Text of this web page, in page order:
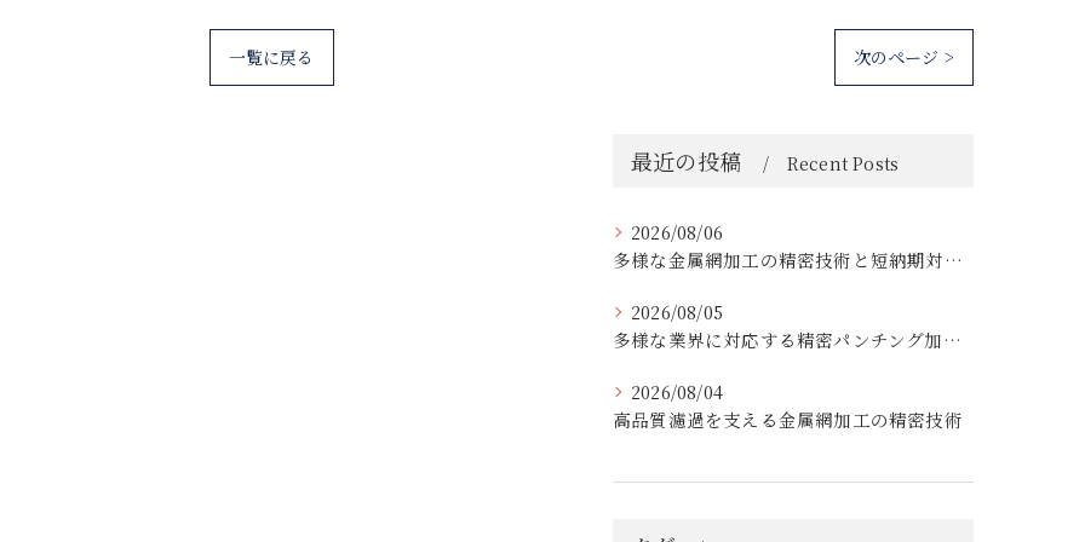
一覧に戻る 次のページ >
最近の投稿 Recent Posts
2026/08/06
多様な金属網加工の精密技術と短納期対応の実例
2026/08/05
多様な業界に対応する精密パンチング加工の実践技術
2026/08/04
高品質濾過を支える金属網加工の精密技術